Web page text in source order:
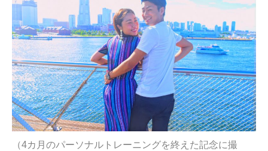
（4カ月のパーソナルトレーニングを終えた記念に撮